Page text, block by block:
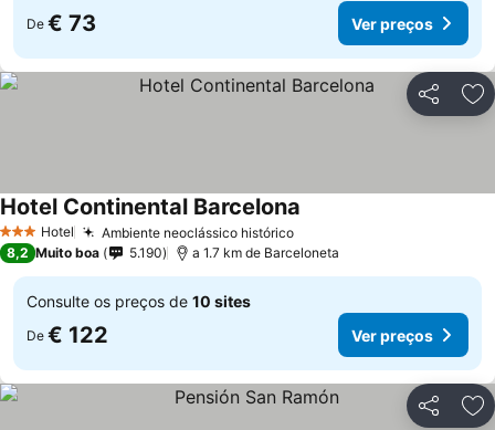
De € 73 Ver preços
Partilhar
3 EstrelasHotel Ambiente neoclássico históricoVer preços
Hotel Continental Barcelona
8,2 Muito boa 5.190 a 1.7 km de Barceloneta
Consulte os preços de 10 sites
De € 122 Ver preços
Partilhar